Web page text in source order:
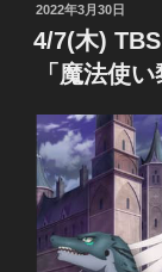
投
稿
日:
2022年3月30日
4/7(木)
「魔法使い